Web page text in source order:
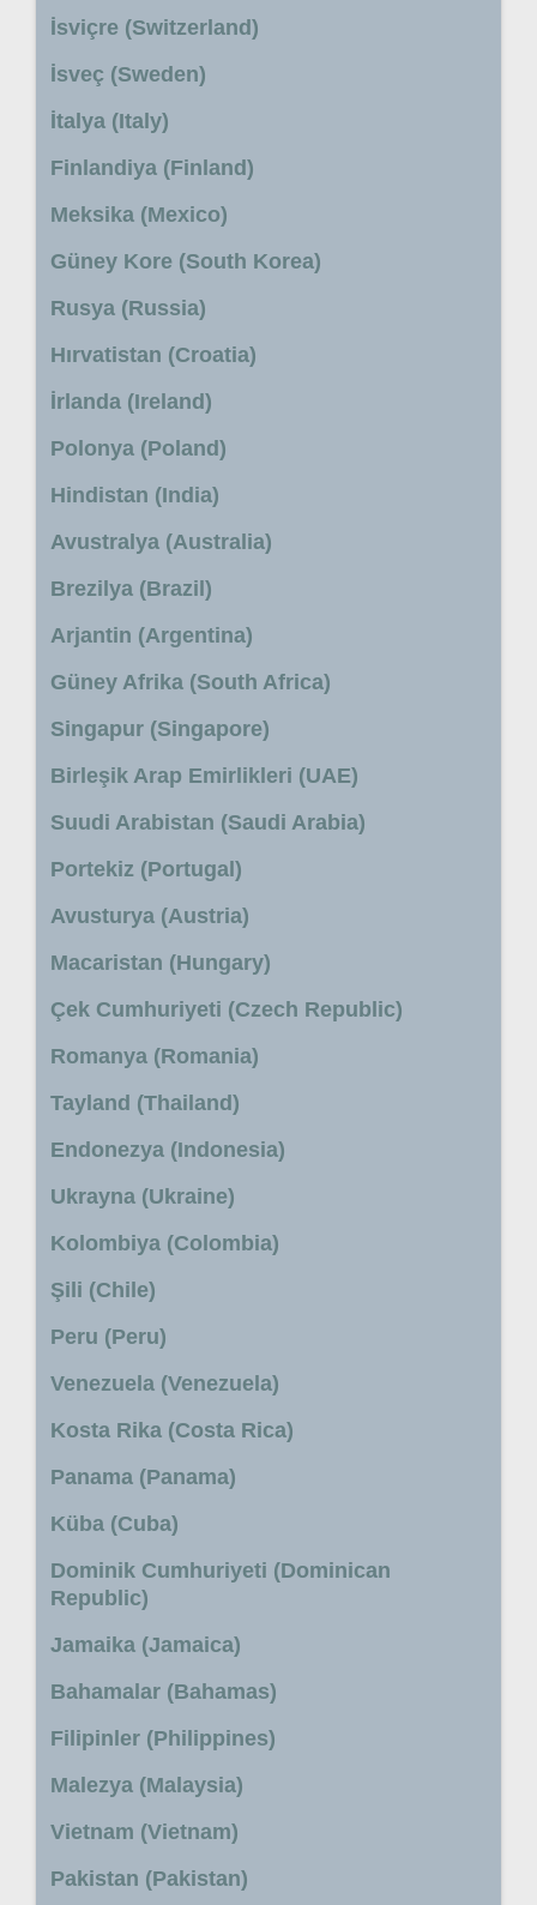
İsviçre (Switzerland)
İsveç (Sweden)
İtalya (Italy)
Finlandiya (Finland)
Meksika (Mexico)
Güney Kore (South Korea)
Rusya (Russia)
Hırvatistan (Croatia)
İrlanda (Ireland)
Polonya (Poland)
Hindistan (India)
Avustralya (Australia)
Brezilya (Brazil)
Arjantin (Argentina)
Güney Afrika (South Africa)
Singapur (Singapore)
Birleşik Arap Emirlikleri (UAE)
Suudi Arabistan (Saudi Arabia)
Portekiz (Portugal)
Avusturya (Austria)
Macaristan (Hungary)
Çek Cumhuriyeti (Czech Republic)
Romanya (Romania)
Tayland (Thailand)
Endonezya (Indonesia)
Ukrayna (Ukraine)
Kolombiya (Colombia)
Şili (Chile)
Peru (Peru)
Venezuela (Venezuela)
Kosta Rika (Costa Rica)
Panama (Panama)
Küba (Cuba)
Dominik Cumhuriyeti (Dominican
Republic)
Jamaika (Jamaica)
Bahamalar (Bahamas)
Filipinler (Philippines)
Malezya (Malaysia)
Vietnam (Vietnam)
Pakistan (Pakistan)